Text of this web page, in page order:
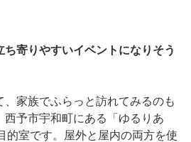
寄りやすいイベントになりそう
家族でふらっと訪れてみるのも
西予市宇和町にある「ゆるりあ
的室です。
屋外と屋内の両方を使